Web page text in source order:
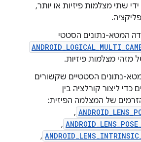
שתי מצלמות פיזיות או יותר,
המטא-נתונים הסטטי
מזהי מצלמות פיזיות.
נתונים הסטטיים שקשורים
ליצור קורלציה בין
של המצלמה הפיזית:
,
,
,